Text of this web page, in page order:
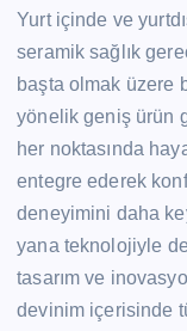
Yurt içinde ve
seramik sağlık
başta olmak üzere
yönelik geniş ürün
her noktasında
entegre ederek
deneyimini daha
yana teknolojiyle
tasarım ve
devinim içerisinde